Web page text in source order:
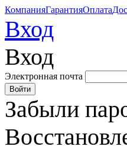
КомпанияГарантияОплата
Вход
Вход
Электронная почта
Забыли